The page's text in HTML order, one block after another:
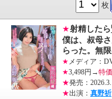
枚
★射精した
僕は、叔母
らった。無限
★ メディア：
★3,498円→特価
★発売：
★出演： 真野祈